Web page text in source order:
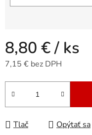
8,80 €/ ks
7,15 € bez DPH
Jednotková cena:
Tlač Opýtať sa